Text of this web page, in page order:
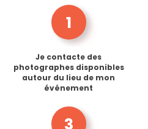
1
Je contacte des
photographes disponibles
autour du lieu de mon
événement
3